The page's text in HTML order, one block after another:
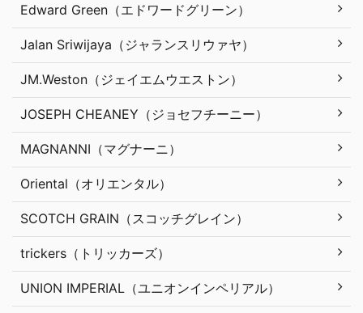
Edward Green（エドワードグリーン）
Jalan Sriwijaya（ジャランスリウァヤ）
JM.Weston（ジェイエムウエストン）
JOSEPH CHEANEY（ジョセフチーニー）
MAGNANNI（マグナーニ）
Oriental（オリエンタル）
SCOTCH GRAIN（スコッチグレイン）
trickers（トリッカーズ）
UNION IMPERIAL（ユニオンインペリアル）